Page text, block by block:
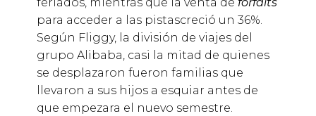
para acceder a las pistascreció un 36%.
Según Fliggy, la división de viajes del
grupo Alibaba, casi la mitad de quienes
se desplazaron fueron familias que
llevaron a sus hijos a esquiar antes de
que empezara el nuevo semestre.